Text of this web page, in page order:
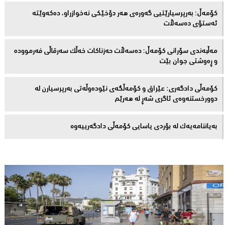
كۆمەڵ: بەرپرسیارێتیی گەورەی هەر دۆخێکی نەخوازراو، دەكەوێتە
ئەستۆی دەسەڵات
مەڵبەندى سۆرانى کۆمەڵ: دەسەڵات حەزناکات خەڵک سەرقاڵى فەرموودە
و ڕەوشتى جوان بێت
کۆمەڵى دادگەرى: عێراق و كۆمەڵگەی نێودەوڵەتی بەرپرسیارن لە
دوورخستنەوەى ئاگری شەڕ لە هەرێم
بەیاننامەیەک لە بۆردی یاسایی کۆمەڵی دادگەرییەوە